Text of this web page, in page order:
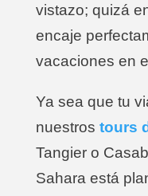
vistazo; quizá
encaje
vacaciones en
Ya sea que tu
nuestros tours
Tangier o
Sahara está